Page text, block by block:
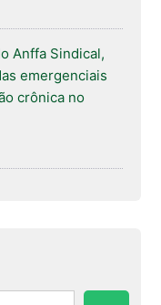
Anffa Sindical,
emergenciais
crônica no